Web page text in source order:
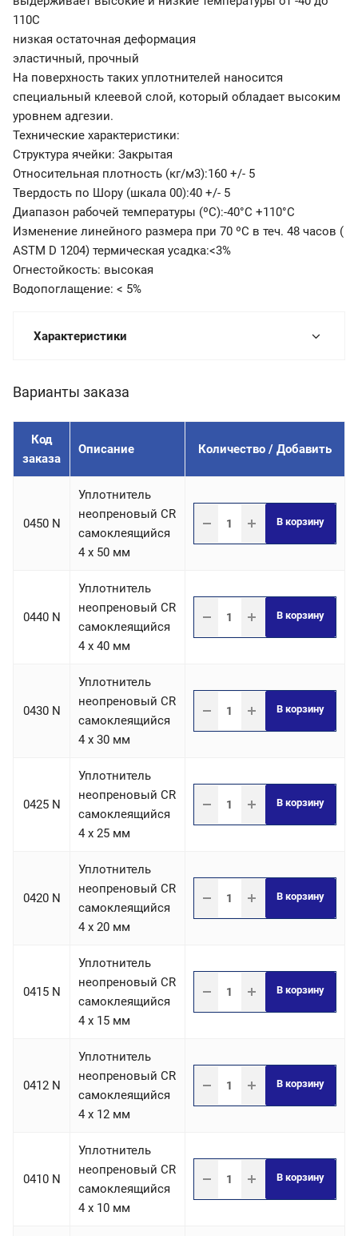
110С
низкая остаточная деформация
эластичный, прочный
На поверхность таких уплотнителей наносится
специальный клеевой слой, который обладает высоким
уровнем адгезии.
Технические характеристики:
Структура ячейки: Закрытая
Относительная плотность (кг/м3):160 +/- 5
Твердость по Шору (шкала 00):40 +/- 5
Диапазон рабочей температуры (ºС):-40°C +110°C
Изменение линейного размера при 70 ºС в теч. 48 часов (
ASTM D 1204) термическая усадка:<3%
Огнестойкость: высокая
Водопоглащение: < 5%
Характеристики
Варианты заказа
Код
заказа
Описание Количество / Добавить
0450 N
Уплотнитель
неопреновый CR
самоклеящийся
4 х 50 мм
В корзину
0440 N
Уплотнитель
неопреновый CR
самоклеящийся
4 х 40 мм
В корзину
0430 N
Уплотнитель
неопреновый CR
самоклеящийся
4 х 30 мм
В корзину
0425 N
Уплотнитель
неопреновый CR
самоклеящийся
4 х 25 мм
В корзину
0420 N
Уплотнитель
неопреновый CR
самоклеящийся
4 х 20 мм
В корзину
0415 N
Уплотнитель
неопреновый CR
самоклеящийся
4 х 15 мм
В корзину
0412 N
Уплотнитель
неопреновый CR
самоклеящийся
4 х 12 мм
В корзину
0410 N
Уплотнитель
неопреновый CR
самоклеящийся
4 х 10 мм
В корзину